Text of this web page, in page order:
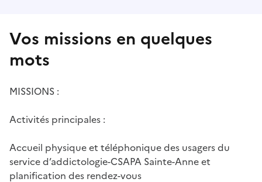
Vos missions en quelques
mots
MISSIONS :
Activités principales :
Accueil physique et téléphonique des usagers du
service d’addictologie-CSAPA Sainte-Anne et
planification des rendez-vous